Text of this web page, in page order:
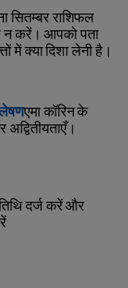
सितम्बर राशिफल
करें। आपको पता
में क्या दिशा लेनी है।
एमा कॉरिन के
दर्ज करें और